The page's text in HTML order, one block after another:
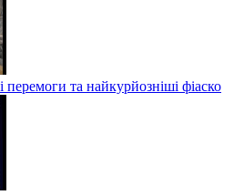
та найкурйозніші фіаско